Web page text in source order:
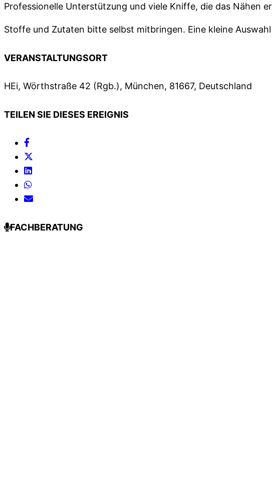
Professionelle Unterstützung und viele Kniffe, die das Nähen
Stoffe und Zutaten bitte selbst mitbringen. Eine kleine
VERANSTALTUNGSORT
HEi, Wörthstraße 42 (Rgb.), München, 81667, Deutschland
TEILEN SIE DIESES EREIGNIS
FACHBERATUNG